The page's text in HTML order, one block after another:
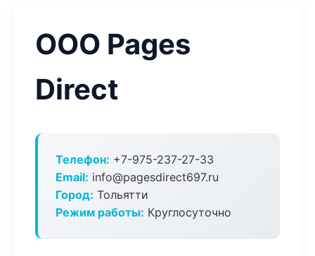
ООО Pages
Direct
Телефон: +7-975-237-27-33
Email: info@pagesdirect697.ru
Город: Тольятти
Режим работы: Круглосуточно